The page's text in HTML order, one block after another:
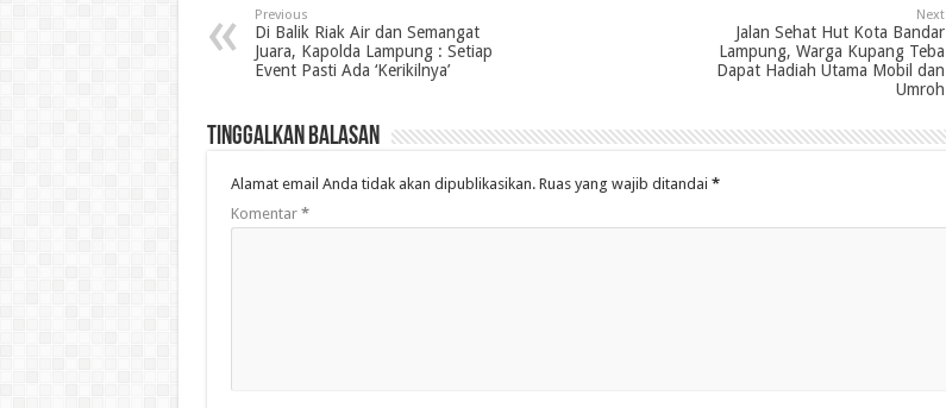
Previous
Di Balik Riak Air dan Semangat
Juara, Kapolda Lampung : Setiap
Event Pasti Ada ‘Kerikilnya’
Next
Jalan Sehat Hut Kota Bandar
Lampung, Warga Kupang Teba
Dapat Hadiah Utama Mobil dan
Umroh
Tinggalkan Balasan
Alamat email Anda tidak akan dipublikasikan. Ruas yang wajib ditandai *
Komentar *